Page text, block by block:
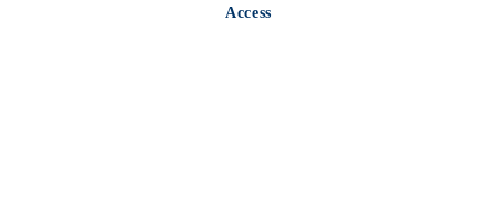
Access